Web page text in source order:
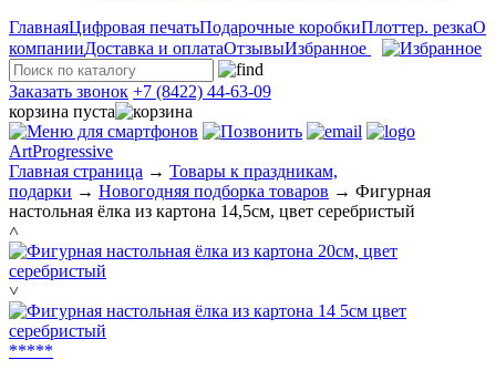
ГлавнаяЦифровая печатьПодарочные коробкиПлоттер. резкаО
компанииДоставка и оплатаОтзывыИзбранное
Заказать звонок +7 (8422) 44-63-09
корзина пуста
ArtProgressive
Главная страница → Товары к праздникам,
подарки → Новогодняя подборка товаров → Фигурная
настольная ёлка из картона 14,5см, цвет серебристый
˄
˅
*****